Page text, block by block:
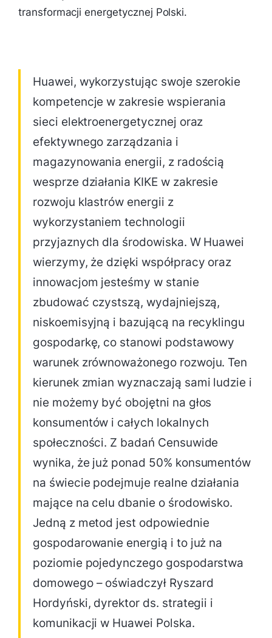
transformacji energetycznej Polski.
Huawei, wykorzystując swoje szerokie
kompetencje w zakresie wspierania
sieci elektroenergetycznej oraz
efektywnego zarządzania i
magazynowania energii, z radością
wesprze działania KIKE w zakresie
rozwoju klastrów energii z
wykorzystaniem technologii
przyjaznych dla środowiska. W Huawei
wierzymy, że dzięki współpracy oraz
innowacjom jesteśmy w stanie
zbudować czystszą, wydajniejszą,
niskoemisyjną i bazującą na recyklingu
gospodarkę, co stanowi podstawowy
warunek zrównoważonego rozwoju. Ten
kierunek zmian wyznaczają sami ludzie i
nie możemy być obojętni na głos
konsumentów i całych lokalnych
społeczności. Z badań Censuwide
wynika, że już ponad 50% konsumentów
na świecie podejmuje realne działania
mające na celu dbanie o środowisko.
Jedną z metod jest odpowiednie
gospodarowanie energią i to już na
poziomie pojedynczego gospodarstwa
domowego – oświadczył Ryszard
Hordyński, dyrektor ds. strategii i
komunikacji w Huawei Polska.